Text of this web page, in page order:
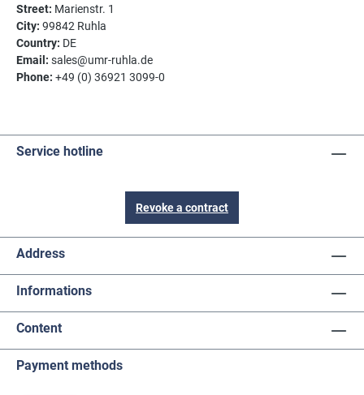
Street: Marienstr. 1
City: 99842 Ruhla
Country: DE
Email: sales@umr-ruhla.de
Phone: +49 (0) 36921 3099-0
Service hotline
Revoke a contract
Address
Informations
Content
Payment methods